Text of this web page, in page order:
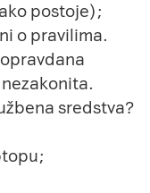
postoje);
o pravilima.
sredstva?